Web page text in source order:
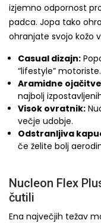
izjemno odpornost
padca. Jopa tako
ohranjate svojo kožo
Casual dizajn:
“lifestyle” motoriste.
Aramidne
najbolj
Visok ovratnik:
večje udobje.
Odstranljiva
če želite bolj
Nucleon Flex
čutili
Ena največjih težav